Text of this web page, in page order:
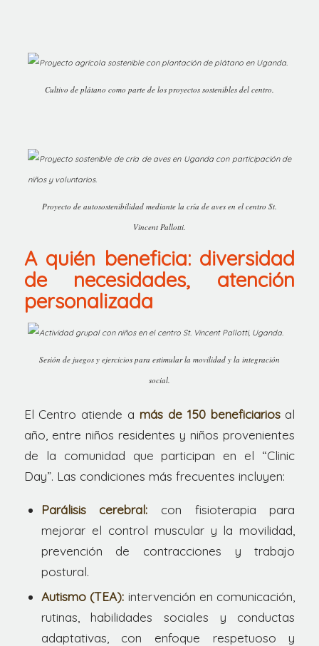
Cultivo de plátano como parte de los proyectos sostenibles del centro.
Proyecto de autosostenibilidad mediante la cría de aves en el centro St.
Vincent Pallotti.
A quién beneficia: diversidad
de necesidades, atención
personalizada
Sesión de juegos y ejercicios para estimular la movilidad y la integración
social.
El Centro atiende a más de 150 beneficiariosal
año, entre niños residentes y niños provenientes
de la comunidad que participan en el “Clinic
Day”. Las condiciones más frecuentes incluyen:
Parálisis cerebral: con fisioterapia para
mejorar el control muscular y la movilidad,
prevención de contracciones y trabajo
postural.
Autismo (TEA): intervención en comunicación,
rutinas, habilidades sociales y conductas
adaptativas, con enfoque respetuoso y